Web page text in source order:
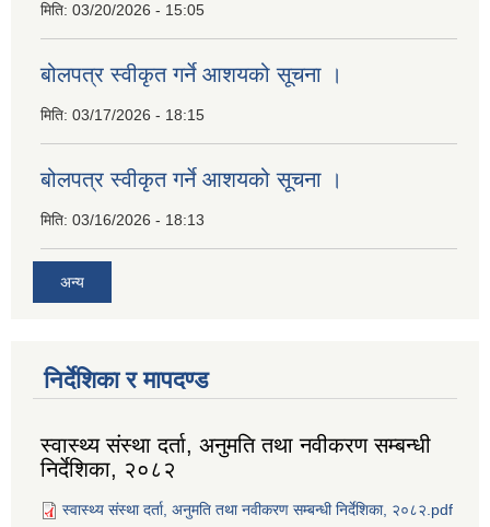
मिति: 03/20/2026 - 15:05
बोलपत्र स्वीकृत गर्ने आशयको सूचना ।
मिति: 03/17/2026 - 18:15
बोलपत्र स्वीकृत गर्ने आशयको सूचना ।
मिति: 03/16/2026 - 18:13
अन्य
निर्देशिका र मापदण्ड
स्वास्थ्य संस्था दर्ता, अनुमति तथा नवीकरण सम्बन्धी
निर्देशिका, २०८२
स्वास्थ्य संस्था दर्ता, अनुमति तथा नवीकरण सम्बन्धी निर्देशिका, २०८२.pdf